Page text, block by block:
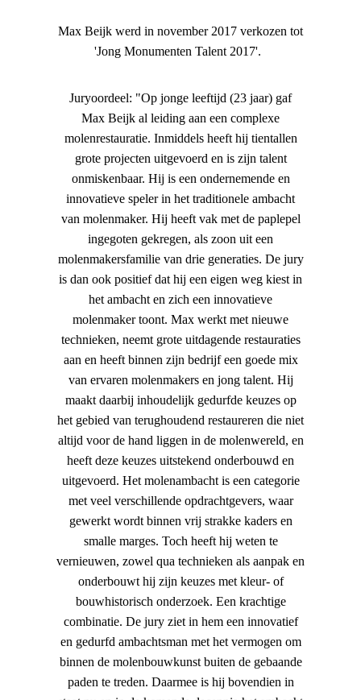
Max Beijk werd in november 2017 verkozen tot
'Jong Monumenten Talent 2017'.
Juryoordeel: "Op jonge leeftijd (23 jaar) gaf
Max Beijk al leiding aan een complexe
molenrestauratie. Inmiddels heeft hij tientallen
grote projecten uitgevoerd en is zijn talent
onmiskenbaar. Hij is een ondernemende en
innovatieve speler in het traditionele ambacht
van molenmaker. Hij heeft vak met de paplepel
ingegoten gekregen, als zoon uit een
molenmakersfamilie van drie generaties. De jury
is dan ook positief dat hij een eigen weg kiest in
het ambacht en zich een innovatieve
molenmaker toont. Max werkt met nieuwe
technieken, neemt grote uitdagende restauraties
aan en heeft binnen zijn bedrijf een goede mix
van ervaren molenmakers en jong talent. Hij
maakt daarbij inhoudelijk gedurfde keuzes op
het gebied van terughoudend restaureren die niet
altijd voor de hand liggen in de molenwereld, en
heeft deze keuzes uitstekend onderbouwd en
uitgevoerd. Het molenambacht is een categorie
met veel verschillende opdrachtgevers, waar
gewerkt wordt binnen vrij strakke kaders en
smalle marges. Toch heeft hij weten te
vernieuwen, zowel qua technieken als aanpak en
onderbouwt hij zijn keuzes met kleur- of
bouwhistorisch onderzoek. Een krachtige
combinatie. De jury ziet in hem een innovatief
en gedurfd ambachtsman met het vermogen om
binnen de molenbouwkunst buiten de gebaande
paden te treden. Daarmee is hij bovendien in